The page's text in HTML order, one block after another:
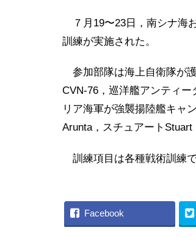
７月19〜23日，南シナ海
訓練が実施された。
参加部隊は海上自衛隊が
CVN-76，巡洋艦アンティ
リア海軍が強襲揚陸艦キャ
Arunta，スチュアートStuart
訓練項目は各種戦術訓練で
Facebook